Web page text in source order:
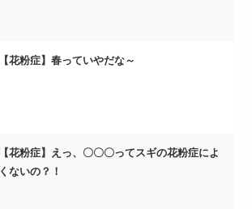
【花粉症】春っていやだな～
【花粉症】えっ、〇〇〇ってスギの花粉症によ
くないの？！